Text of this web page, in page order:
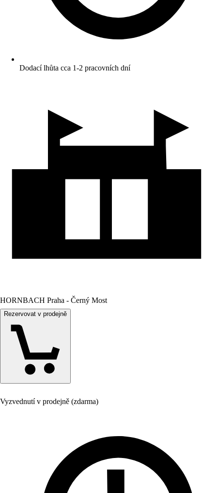
Dodací lhůta cca 1-2 pracovních dní
HORNBACH Praha - Černý Most
Rezervovat v prodejně
Vyzvednutí v prodejně (zdarma)